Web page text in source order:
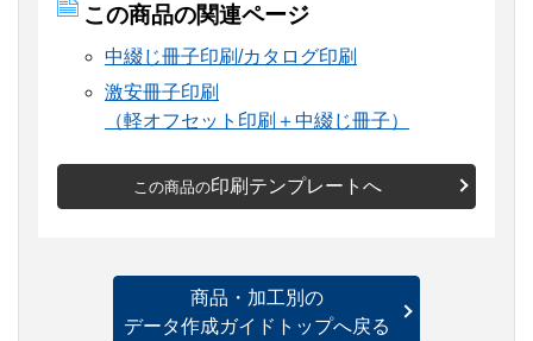
この商品の関連ページ
中綴じ冊子印刷/カタログ印刷
激安冊子印刷
（軽オフセット印刷＋中綴じ冊子）
この商品の印刷テンプレートへ
商品・加工別の
データ作成ガイドトップへ戻る